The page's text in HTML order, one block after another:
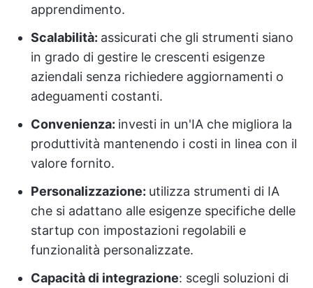
apprendimento.
Scalabilità: assicurati che gli strumenti siano
in grado di gestire le crescenti esigenze
aziendali senza richiedere aggiornamenti o
adeguamenti costanti.
Convenienza: investi in un'IA che migliora la
produttività mantenendo i costi in linea con il
valore fornito.
Personalizzazione: utilizza strumenti di IA
che si adattano alle esigenze specifiche delle
startup con impostazioni regolabili e
funzionalità personalizzate.
Capacità di integrazione: scegli soluzioni di